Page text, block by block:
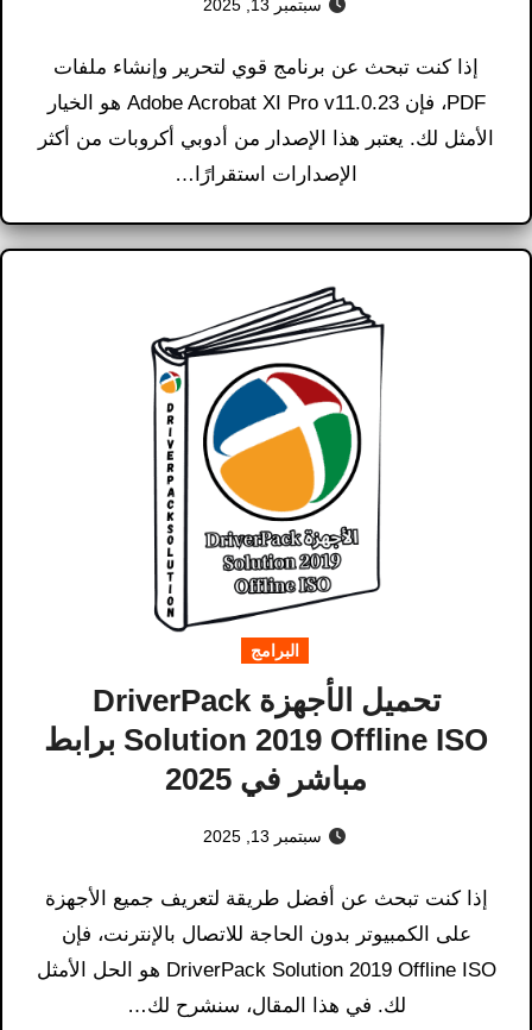
سبتمبر 13, 2025
إذا كنت تبحث عن برنامج قوي لتحرير وإنشاء ملفات
PDF، فإن Adobe Acrobat XI Pro v11.0.23 هو الخيار
الأمثل لك. يعتبر هذا الإصدار من أدوبي أكروبات من أكثر
الإصدارات استقرارًا…
البرامج
تحميل الأجهزة DriverPack
Solution 2019 Offline ISO برابط
مباشر في 2025
سبتمبر 13, 2025
إذا كنت تبحث عن أفضل طريقة لتعريف جميع الأجهزة
على الكمبيوتر بدون الحاجة للاتصال بالإنترنت، فإن
DriverPack Solution 2019 Offline ISO هو الحل الأمثل
لك. في هذا المقال، سنشرح لك…